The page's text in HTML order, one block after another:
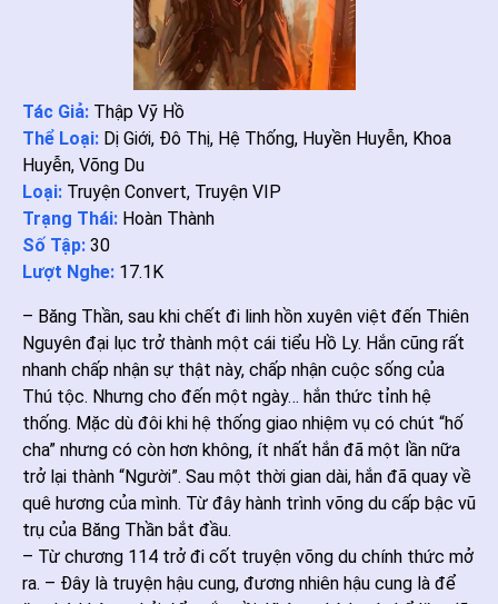
Tác Giả: Thập Vỹ Hồ
Thể Loại: Dị Giới, Đô Thị, Hệ Thống, Huyền Huyễn, Khoa
Huyễn, Võng Du
Loại: Truyện Convert, Truyện VIP
Trạng Thái: Hoàn Thành
Số Tập: 30
Lượt Nghe: 17.1K
– Băng Thần, sau khi chết đi linh hồn xuyên việt đến Thiên
Nguyên đại lục trở thành một cái tiểu Hồ Ly. Hắn cũng rất
nhanh chấp nhận sự thật này, chấp nhận cuộc sống của
Thú tộc. Nhưng cho đến một ngày… hắn thức tỉnh hệ
thống. Mặc dù đôi khi hệ thống giao nhiệm vụ có chút “hố
cha” nhưng có còn hơn không, ít nhất hắn đã một lần nữa
trở lại thành “Người”. Sau một thời gian dài, hắn đã quay về
quê hương của mình. Từ đây hành trình võng du cấp bậc vũ
trụ của Băng Thần bắt đầu.
– Từ chương 114 trở đi cốt truyện võng du chính thức mở
ra. – Đây là truyện hậu cung, đương nhiên hậu cung là để